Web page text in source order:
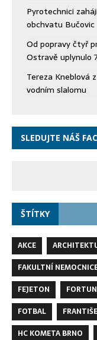
Pyrotechnici
obchvatu Bučovic
Od popravy čtyř
Ostravě uplynulo
Tereza Kneblová
vodním slalomu
SLEDUJTE NÁŠ
ŠTÍTKY
AKCE
FAKULTNÍ
FEJETON
FOTBAL
HC KOMETA BRNO